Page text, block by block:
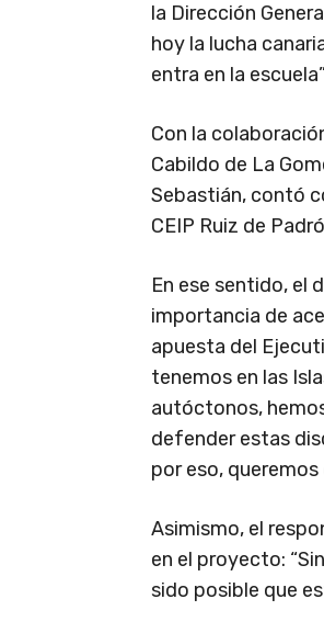
la Dirección
hoy la lucha
entra en la
Con la
Cabildo de La
Sebastián, contó
CEIP Ruiz de
En ese sentido, el
importancia de
apuesta del
tenemos en las
autóctonos,
defender estas
por eso,
Asimismo, el
en el proyecto:
sido posible que